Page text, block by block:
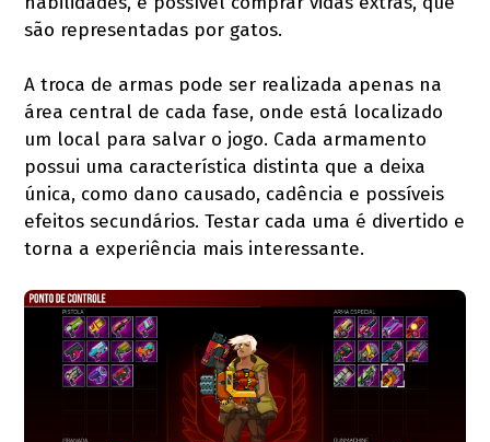
são representadas por gatos.
A troca de armas pode ser realizada apenas na
área central de cada fase, onde está localizado
um local para salvar o jogo. Cada armamento
possui uma característica distinta que a deixa
única, como dano causado, cadência e possíveis
efeitos secundários. Testar cada uma é divertido e
torna a experiência mais interessante.